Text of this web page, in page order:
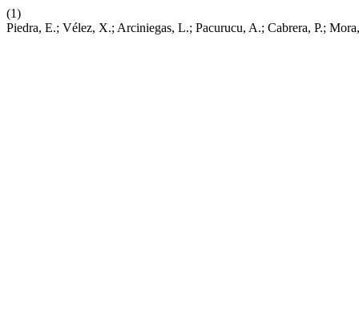
(1)
Piedra, E.; Vélez, X.; Arciniegas, L.; Pacurucu, A.; Cabrera, P.;